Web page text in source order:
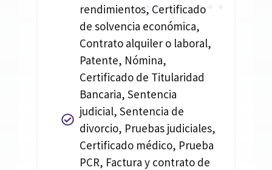
rendimientos, Certificado
de solvencia económica,
Contrato alquiler o laboral,
Patente, Nómina,
Certificado de Titularidad
Bancaria, Sentencia
judicial, Sentencia de
divorcio, Pruebas judiciales,
Certificado médico, Prueba
PCR, Factura y contrato de